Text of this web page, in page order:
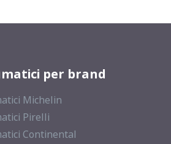
per brand
Michelin
Pirelli
Continental